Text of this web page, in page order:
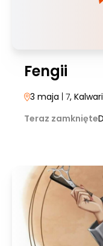
Fengii
3 maja | 7,
Teraz zamknięte